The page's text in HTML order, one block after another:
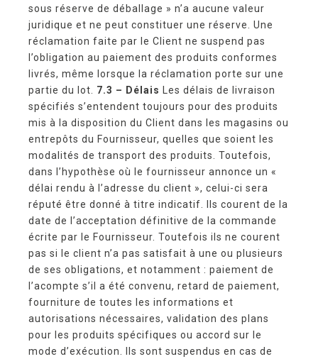
sous réserve de déballage » n’a aucune valeur
juridique et ne peut constituer une réserve. Une
réclamation faite par le Client ne suspend pas
l’obligation au paiement des produits conformes
livrés, même lorsque la réclamation porte sur une
partie du lot. 7.3 – Délais
Les délais de livraison
spécifiés s’entendent toujours pour des produits
mis à la disposition du Client dans les magasins ou
entrepôts du Fournisseur, quelles que soient les
modalités de transport des produits. Toutefois,
dans l’hypothèse où le fournisseur annonce un «
délai rendu à l’adresse du client », celui-ci sera
réputé être donné à titre indicatif. Ils courent de la
date de l’acceptation définitive de la commande
écrite par le Fournisseur. Toutefois ils ne courent
pas si le client n’a pas satisfait à une ou plusieurs
de ses obligations, et notamment : paiement de
l’acompte s’il a été convenu, retard de paiement,
fourniture de toutes les informations et
autorisations nécessaires, validation des plans
pour les produits spécifiques ou accord sur le
mode d’exécution. Ils sont suspendus en cas de